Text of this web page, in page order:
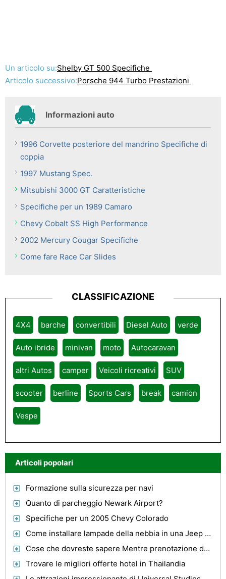
Un articolo su:Shelby GT 500 Specifiche
Articolo successivo:Porsche 944 Turbo Prestazioni
Informazioni auto
1996 Corvette posteriore del mandrino Specifiche di
coppia
1997 Mustang Spec.
Mitsubishi 3000 GT Caratteristiche
Specifiche per un 1989 Camaro
Chevy Cobalt SS High Performance
2002 Mercury Cougar Specifiche
Come fare Race Car Slides
CLASSIFICAZIONE
4X4 barche convertibili Diesel Auto verde
Auto ibride minivan moto Autocaravan
altri Autos camper Veicoli ricreativi SUV
scooter berline Sports Cars break camion
Vespe
Articoli popolari
Formazione sulla sicurezza per navi
Quanto di parcheggio Newark Airport?
Specifiche per un 2005 Chevy Colorado
Come installare lampade della nebbia in una Jeep Grand Cherokee
Cose che dovreste sapere Mentre prenotazione dei voli per Egitto
Trovare le migliori offerte hotel in Thailandia